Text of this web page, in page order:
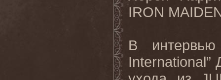
IRON
В
International”